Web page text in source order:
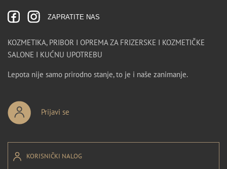
ZAPRATITE NAS
KOZMETIKA, PRIBOR I OPREMA ZA FRIZERSKE I KOZMETIČKE
SALONE I KUĆNU UPOTREBU
Lepota nije samo prirodno stanje, to je i naše zanimanje.
Prijavi se
KORISNIČKI NALOG